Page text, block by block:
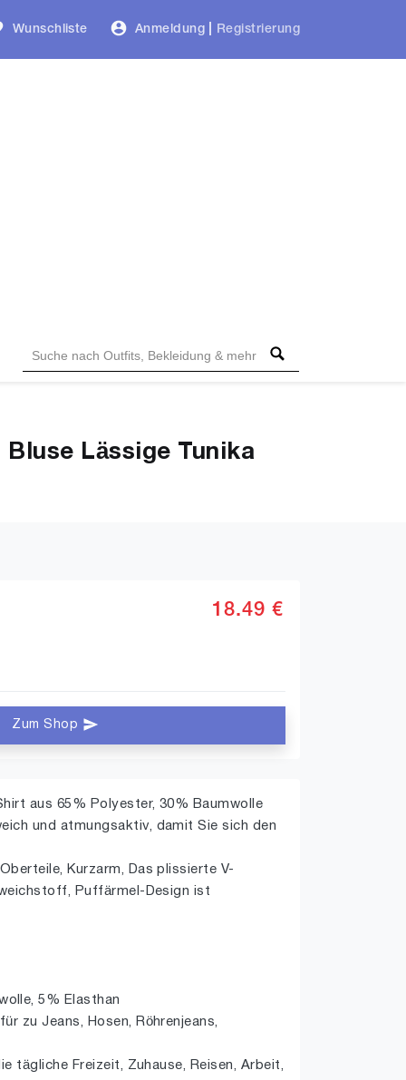
Wunschliste Anmeldung Registrierung
Lässige Tunika
18.49 €
Zum Shop
aus 65% Polyester, 30% Baumwolle
und atmungsaktiv, damit Sie sich den
Kurzarm, Das plissierte V-
Puffärmel-Design ist
5% Elasthan
zu Jeans, Hosen, Röhrenjeans,
tägliche Freizeit, Zuhause, Reisen, Arbeit,